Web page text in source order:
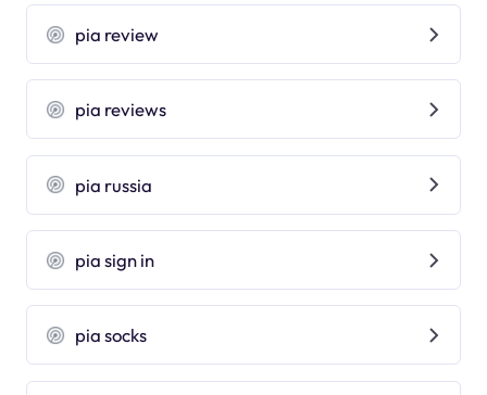
pia review
pia reviews
pia russia
pia sign in
pia socks